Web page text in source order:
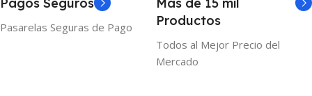
Pasarelas Seguras de Pago
Productos
Todos al Mejor Precio del
Mercado